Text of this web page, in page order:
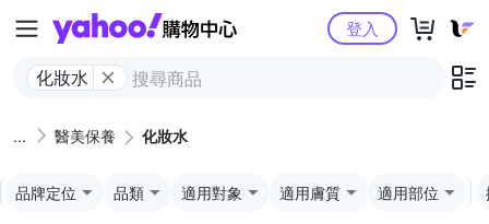
Yahoo購物中心
化妝水
登入
醫美保養 化妝水
品牌定位 品類 適用對象 適用膚質 適用部位